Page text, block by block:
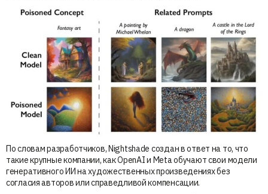
По словам разработчиков, Nightshade создан в ответ на то, что
такие крупные компании, как OpenAI и Meta обучают свои модели
генеративного ИИ на художественных произведениях без
согласия авторов или справедливой компенсации.